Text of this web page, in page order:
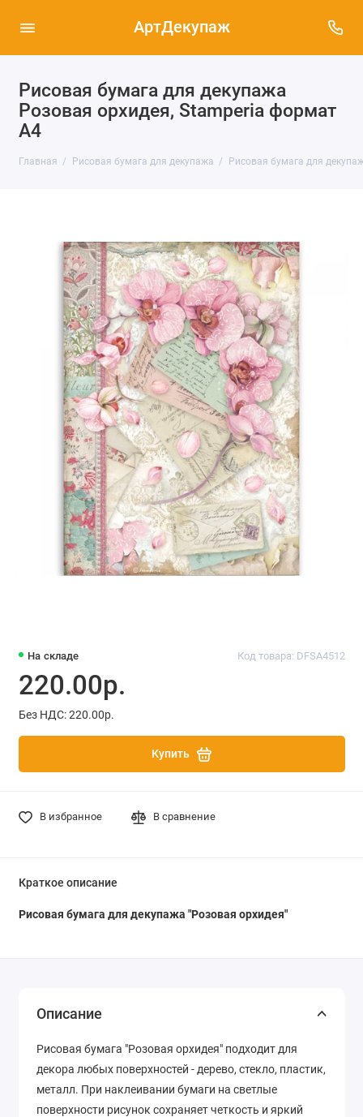
АртДекупаж
Рисовая бумага для декупажа
Розовая орхидея, Stamperia формат
А4
Главная Рисовая бумага для декупажа Рисовая бумага для
На складе Код товара: DFSA4512
220.00р.
Без НДС: 220.00р.
Купить
В избранное В сравнение
Краткое описание
Рисовая бумага для декупажа "Розовая орхидея"
Описание
Рисовая бумага "Розовая орхидея" подходит для
декора любых поверхностей - дерево, стекло, пластик,
металл. При наклеивании бумаги на светлые
поверхности рисунок сохраняет четкость и яркий